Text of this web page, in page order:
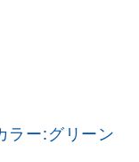
ラー:グリーン